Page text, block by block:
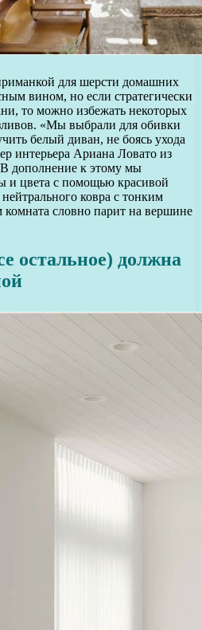
для шерсти домашних
вином, но если стратегически
то можно избежать некоторых
«Мы выбрали для обивки
белый диван, не боясь ухода
интерьера Ариана Ловато из
дополнение к этому мы
и цвета с помощью красивой
ковра с тонким
комната словно парит на вершине
остальное) должна